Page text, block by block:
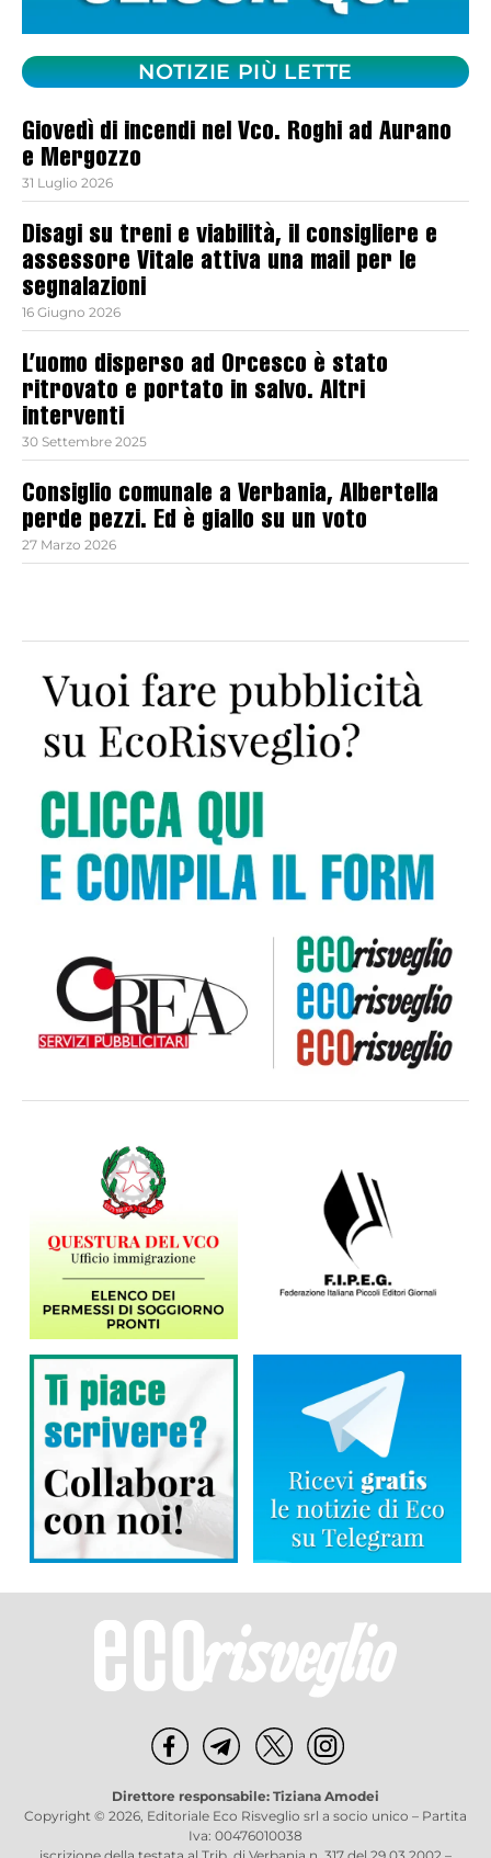
NOTIZIE PIÙ LETTE
Giovedì di incendi nel Vco. Roghi ad Aurano
e Mergozzo
31 Luglio 2026
Disagi su treni e viabilità, il consigliere e
assessore Vitale attiva una mail per le
segnalazioni
16 Giugno 2026
L’uomo disperso ad Orcesco è stato
ritrovato e portato in salvo. Altri
interventi
30 Settembre 2025
Consiglio comunale a Verbania, Albertella
perde pezzi. Ed è giallo su un voto
27 Marzo 2026
Direttore responsabile: Tiziana Amodei
Copyright © 2026, Editoriale Eco Risveglio srl a socio unico – Partita
Iva: 00476010038